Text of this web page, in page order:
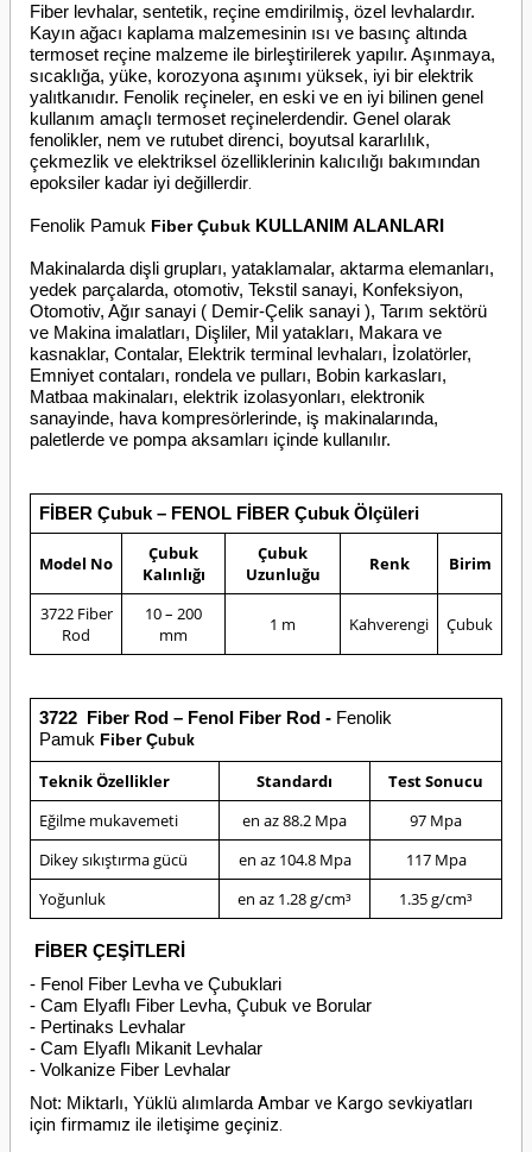
Fiber levhalar, sentetik, reçine emdirilmiş, özel levhalardır.
Kayın ağacı kaplama malzemesinin ısı ve basınç altında
termoset reçine malzeme ile birleştirilerek yapılır. Aşınmaya,
sıcaklığa, yüke, korozyona aşınımı yüksek, iyi bir elektrik
yalıtkanıdır. Fenolik reçineler, en eski ve en iyi bilinen genel
kullanım amaçlı termoset reçinelerdendir. Genel olarak
fenolikler, nem ve rutubet direnci, boyutsal kararlılık,
çekmezlik ve elektriksel özelliklerinin kalıcılığı bakımından
epoksiler kadar iyi değillerdir.
Fenolik Pamuk Fiber Çubuk KULLANIM ALANLARI
Makinalarda dişli grupları, yataklamalar, aktarma elemanları,
yedek parçalarda, otomotiv, Tekstil sanayi, Konfeksiyon,
Otomotiv, Ağır sanayi ( Demir-Çelik sanayi ), Tarım sektörü
ve Makina imalatları, Dişliler, Mil yatakları, Makara ve
kasnaklar, Contalar, Elektrik terminal levhaları, İzolatörler,
Emniyet contaları, rondela ve pulları, Bobin karkasları,
Matbaa makinaları, elektrik izolasyonları, elektronik
sanayinde, hava kompresörlerinde, iş makinalarında,
paletlerde ve pompa aksamları içinde kullanılır.
FİBER Çubuk – FENOL FİBER Çubuk Ölçüleri
Model No
Çubuk
Kalınlığı
Çubuk
Uzunluğu
Renk Birim
3722 Fiber
Rod
10 – 200
mm
1 m Kahverengi Çubuk
3722 Fiber Rod – Fenol Fiber Rod - Fenolik
Pamuk Fiber Çubuk
Teknik Özellikler Standardı
Test Sonucu
Eğilme mukavemeti
en az 88.2 Mpa
97 Mpa
Dikey sıkıştırma gücü
en az 104.8 Mpa
117 Mpa
Yoğunluk
en az 1.28 g/cm³ 1.35 g/cm³
FİBER ÇEŞİTLERİ
- Fenol Fiber Levha ve Çubuklari
- Cam Elyaflı Fiber Levha, Çubuk ve Borular
- Pertinaks Levhalar
- Cam Elyaflı Mikanit Levhalar
- Volkanize Fiber Levhalar
Not: Miktarlı, Yüklü alımlarda Ambar ve Kargo sevkiyatları
için firmamız ile iletişime geçiniz.